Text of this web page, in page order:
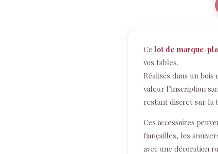
Ce lot de marque-
vos tables.
Réalisés dans un
valeur l’inscription
restant discret sur la
Ces accessoires
fiançailles, les
avec une décoration